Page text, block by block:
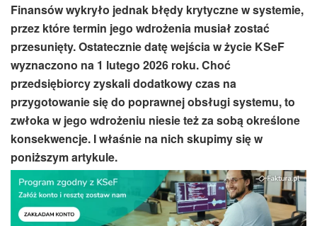
Finansów wykryło jednak błędy krytyczne w systemie,
przez które termin jego wdrożenia musiał zostać
przesunięty. Ostatecznie datę wejścia w życie KSeF
wyznaczono na 1 lutego 2026 roku. Choć
przedsiębiorcy zyskali dodatkowy czas na
przygotowanie się do poprawnej obsługi systemu, to
zwłoka w jego wdrożeniu niesie też za sobą określone
konsekwencje. I właśnie na nich skupimy się w
poniższym artykule.